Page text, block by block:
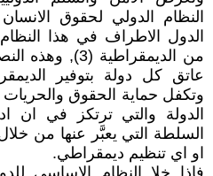
النظام الدولي لحقوق
الدول الاطراف في هذا النظام
من الديمقراطية
عاتق كل دولة بتوفير
وتكفل حماية الحقوق
الدولة والتي ترتكز في
السلطة التي يعبَّر عنها من خلال
او اي تنظيم ديمقراطي.